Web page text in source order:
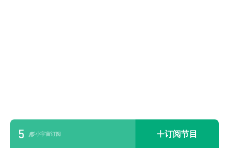
5 小宇宙订阅 订阅节目